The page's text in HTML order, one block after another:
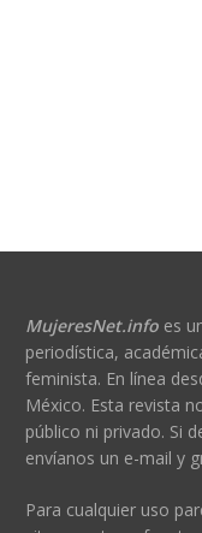
MujeresNet.infoes
periodística,
feminista. En línea
México. Esta revista
público ni privado. Si
envíanos un e-mail y
Para cualquier uso